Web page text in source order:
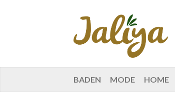
BADEN MODE HOME